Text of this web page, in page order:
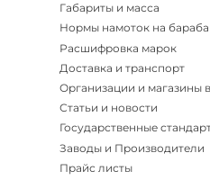
Габариты и масса
Нормы намоток на
Расшифровка марок
Доставка и транспорт
Организации и магазины
Статьи и новости
Государственные
Заводы и Производители
Прайс листы